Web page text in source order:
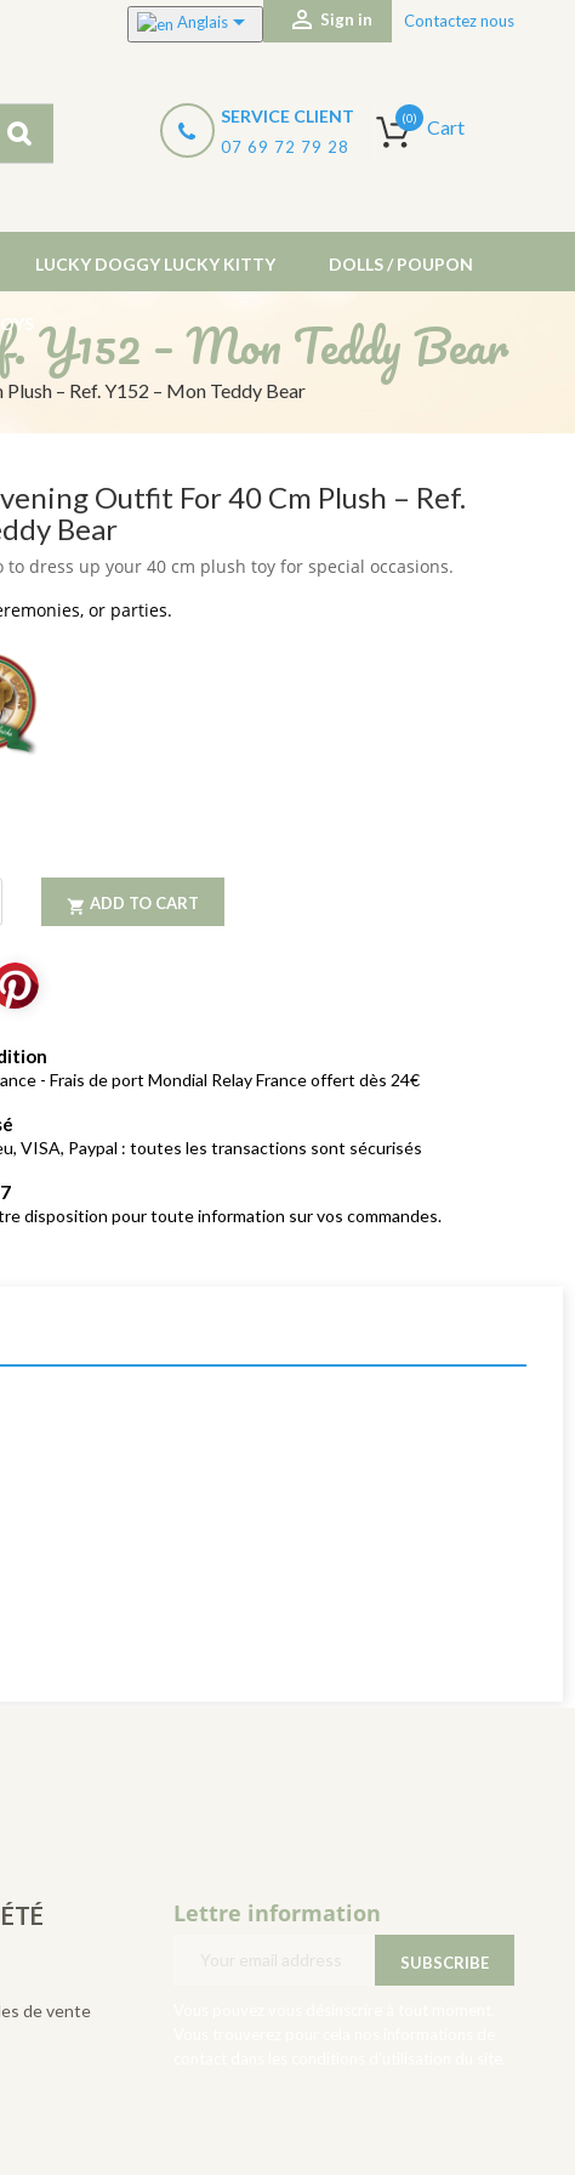
Anglais  Sign in Contactez nous
Cart
(0)
SERVICE CLIENT
07 69 72 79 28
LUCKY DOGGY LUCKY KITTY DOLLS / POUPON
Y152 – Mon Teddy Bear
– Ref. Y152 – Mon Teddy Bear
Outfit For 40 Cm Plush – Ref.
Bear
to dress up your 40 cm plush toy for special occasions.
or parties.
 ADD TO CART
- Frais de port Mondial Relay France offert dès 24€
VISA, Paypal : toutes les transactions sont sécurisés
disposition pour toute information sur vos commandes.
de vente
Lettre information